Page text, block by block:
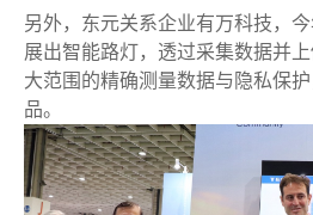
另外，东元关系企业有万科技，今
展出智能路灯，透过采集数据并
大范围的精确测量数据与隐私保
品。